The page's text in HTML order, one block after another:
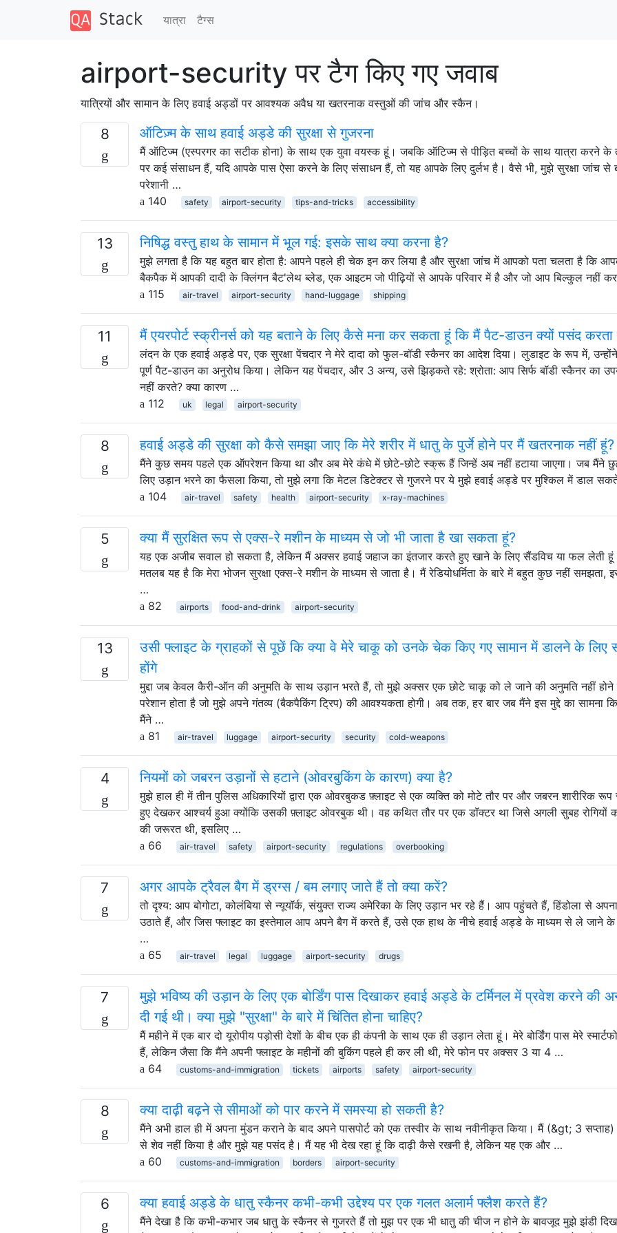
यात्रा टैग्‍स
airport-security पर टैग किए गए जवाब
यात्रियों और सामान के लिए हवाई अड्डों पर आवश्यक अवैध या खतरनाक वस्तुओं की जांच और स्कैन।
8 ऑटिज़्म के साथ हवाई अड्डे की सुरक्षा से गुजरना
मैं ऑटिज्म (एस्परगर का सटीक होना) के साथ एक युवा वयस्क हूं। जबकि ऑटिज्म से पीड़ित बच्चों के साथ यात्रा करने के
पर कई संसाधन हैं, यदि आपके पास ऐसा करने के लिए संसाधन हैं, तो यह आपके लिए दुर्लभ है। वैसे भी, मुझे सुरक्षा जांच से
परेशानी …
140
safety airport-security tips-and-tricks accessibility
13 निषिद्ध वस्तु हाथ के सामान में भूल गई: इसके साथ क्या करना है?
मुझे लगता है कि यह बहुत बार होता है: आपने पहले ही चेक इन कर लिया है और सुरक्षा जांच में आपको पता चलता है कि
बैकपैक में आपकी दादी के क्लिंगन बैट'लेथ ब्लेड, एक आइटम जो पीढ़ियों से आपके परिवार में है और जो आप बिल्कुल नहीं
115
air-travel airport-security hand-luggage shipping
11 मैं एयरपोर्ट स्क्रीनर्स को यह बताने के लिए कैसे मना कर सकता हूं कि मैं पैट-डाउन क्यों पसंद करता
लंदन के एक हवाई अड्डे पर, एक सुरक्षा पेंचदार ने मेरे दादा को फुल-बॉडी स्कैनर का आदेश दिया। लुडाइट के रूप में,
पूर्ण पैट-डाउन का अनुरोध किया। लेकिन यह पेंचदार, और 3 अन्य, उसे झिड़कते रहे: श्रोता: आप सिर्फ बॉडी स्कैनर का
नहीं करते? क्या कारण …
112
uk legal airport-security
8 हवाई अड्डे की सुरक्षा को कैसे समझा जाए कि मेरे शरीर में धातु के पुर्जे होने पर मैं खतरनाक नहीं हूं?
मैंने कुछ समय पहले एक ऑपरेशन किया था और अब मेरे कंधे में छोटे-छोटे स्क्रू हैं जिन्हें अब नहीं हटाया जाएगा। जब मैंने
लिए उड़ान भरने का फैसला किया, तो मुझे लगा कि मेटल डिटेक्टर से गुजरने पर ये मुझे हवाई अड्डे पर मुश्किल में डाल
104
air-travel safety health airport-security x-ray-machines
5 क्या मैं सुरक्षित रूप से एक्स-रे मशीन के माध्यम से जो भी जाता है खा सकता हूं?
यह एक अजीब सवाल हो सकता है, लेकिन मैं अक्सर हवाई जहाज का इंतजार करते हुए खाने के लिए सैंडविच या फल लेती
मतलब यह है कि मेरा भोजन सुरक्षा एक्स-रे मशीन के माध्यम से जाता है। मैं रेडियोधर्मिता के बारे में बहुत कुछ नहीं समझता,
…
82
airports food-and-drink airport-security
13
उसी फ्लाइट के ग्राहकों से पूछें कि क्या वे मेरे चाकू को उनके चेक किए गए सामान में डालने के लिए
होंगे
मुद्दा जब केवल कैरी-ऑन की अनुमति के साथ उड़ान भरते हैं, तो मुझे अक्सर एक छोटे चाकू को ले जाने की अनुमति नहीं
परेशान होता है जो मुझे अपने गंतव्य (बैकपैकिंग ट्रिप) की आवश्यकता होगी। अब तक, हर बार जब मैंने इस मुद्दे का सामना
मैंने …
81
air-travel luggage airport-security security cold-weapons
4 नियमों को जबरन उड़ानों से हटाने (ओवरबुकिंग के कारण) क्या है?
मुझे हाल ही में तीन पुलिस अधिकारियों द्वारा एक ओवरबुकड फ़्लाइट से एक व्यक्ति को मोटे तौर पर और जबरन शारीरिक रूप
हुए देखकर आश्चर्य हुआ क्योंकि उसकी फ़्लाइट ओवरबुक थी। वह कथित तौर पर एक डॉक्टर था जिसे अगली सुबह रोगियों
की जरूरत थी, इसलिए …
66
air-travel safety airport-security regulations overbooking
7 अगर आपके ट्रैवल बैग में ड्रग्स / बम लगाए जाते हैं तो क्या करें?
तो दृश्य: आप बोगोटा, कोलंबिया से न्यूयॉर्क, संयुक्त राज्य अमेरिका के लिए उड़ान भर रहे हैं। आप पहुंचते हैं, हिंडोला से
उठाते हैं, और जिस फ्लाइट का इस्तेमाल आप अपने बैग में करते हैं, उसे एक हाथ के नीचे हवाई अड्डे के माध्यम से ले जाने के
…
65
air-travel legal luggage airport-security drugs
7
मुझे भविष्य की उड़ान के लिए एक बोर्डिंग पास दिखाकर हवाई अड्डे के टर्मिनल में प्रवेश करने की
दी गई थी। क्या मुझे "सुरक्षा" के बारे में चिंतित होना चाहिए?
मैं महीने में एक बार दो यूरोपीय पड़ोसी देशों के बीच एक ही कंपनी के साथ एक ही उड़ान लेता हूं। मेरे बोर्डिंग पास मेरे
हैं, लेकिन जैसा कि मैंने अपनी फ्लाइट के महीनों की बुकिंग पहले ही कर ली थी, मेरे फोन पर अक्सर 3 या 4 …
64
customs-and-immigration tickets airports safety airport-security
8 क्या दाढ़ी बढ़ने से सीमाओं को पार करने में समस्या हो सकती है?
मैंने अभी हाल ही में अपना मुंडन कराने के बाद अपने पासपोर्ट को एक तस्वीर के साथ नवीनीकृत किया। मैं (&gt; 3
से शेव नहीं किया है और मुझे यह पसंद है। मैं यह भी देख रहा हूं कि दाढ़ी कैसे रखनी है, लेकिन यह एक और …
60
customs-and-immigration borders airport-security
6 क्या हवाई अड्डे के धातु स्कैनर कभी-कभी उद्देश्य पर एक गलत अलार्म फ्लैश करते हैं?
मैंने देखा है कि कभी-कभार जब धातु के स्कैनर से गुजरते हैं तो मुझ पर एक भी धातु की चीज न होने के बावजूद मुझे झंडी